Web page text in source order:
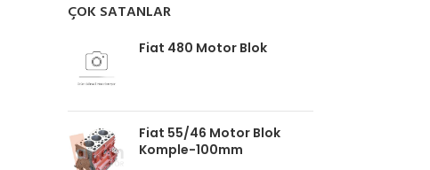
ÇOK SATANLAR
Fiat 480 Motor Blok
Fiat 55/46 Motor Blok
Komple-100mm